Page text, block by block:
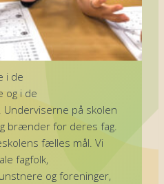
i de
og i de
Underviserne på skolen
brænder for deres fag.
fælles mål. Vi
fagfolk,
og foreninger,